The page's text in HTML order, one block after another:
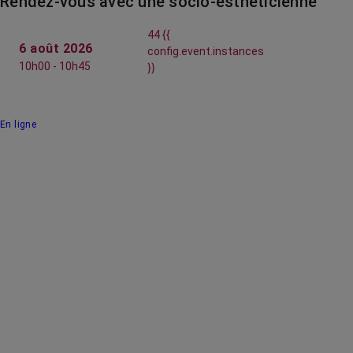
6 août 2026
10h00 - 10h45
44 {{
config.event.instances
}}
En ligne